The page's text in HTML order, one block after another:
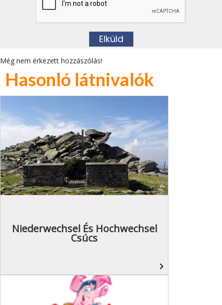
Még nem érkezett hozzászólás!
Hasonló látnivalók
Niederwechsel És Hochwechsel
Csúcs
navigate_next